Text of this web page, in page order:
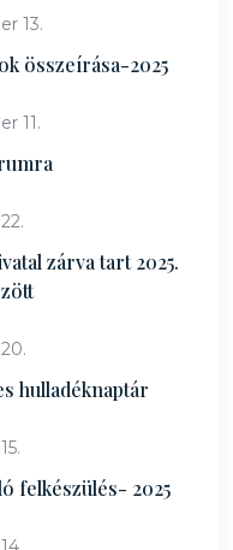
13.
összeírása-2025
11.
zárva tart 2025.
hulladéknaptár
felkészülés- 2025